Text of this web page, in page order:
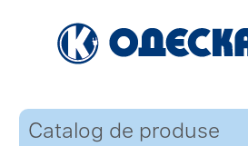
Catalog de produse